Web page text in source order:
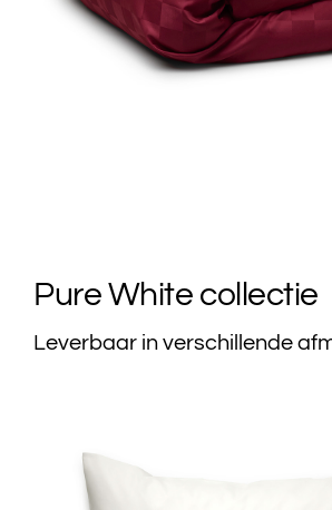
Pure White collectie
Leverbaar in verschillende